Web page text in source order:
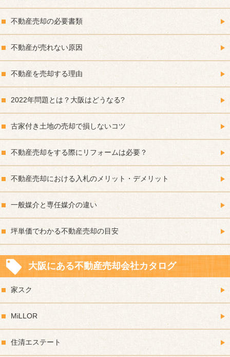
不動産売却の必要書類
不動産が売れない原因
不動産を売却する理由
2022年問題とは？大阪はどうなる?
古家付き土地の売却で損しないコツ
不動産売却をする際にリフォームは必要？
不動産売却における入札のメリット・デメリット
一般媒介と専任媒介の違い
坪単価でわかる不動産売却の目安
大阪にある不動産売却会社カタログ
家スク
MiLLOR
住清エステート